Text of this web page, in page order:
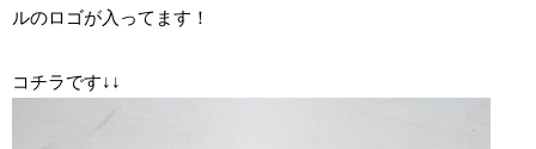
ルのロゴが入ってます！
コチラです↓↓